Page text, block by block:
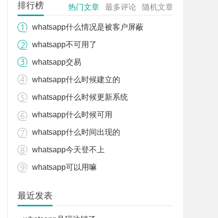
排行榜 热门文章 最多评论 随机文章
whatsapp什么情况是被客户屏蔽
whatsapp不可用了
whatsapp交易
whatsapp什么时候建立的
whatsapp什么时候更新系统
whatsapp什么时候可用
whatsapp什么时间出现的
whatsapp今天登不上
whatsapp可以用嘛
最近发表